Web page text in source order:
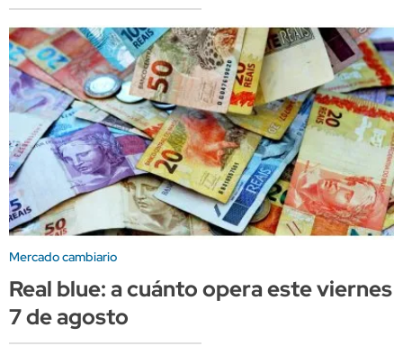
Mercado cambiario
Real blue: a cuánto opera este viernes
7 de agosto